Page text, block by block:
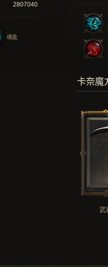
2807040
魂能
卡奈魔
武